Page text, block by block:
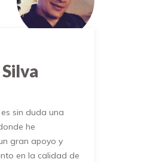
sin duda una
he
gran apoyo y
en la calidad de